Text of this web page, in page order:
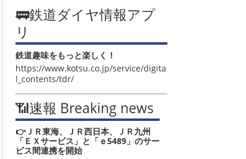
🚃鉄道ダイヤ情報アプ
リ
鉄道趣味をもっと楽しく！
https://www.kotsu.co.jp/service/digita
l_contents/tdr/
📶速報 Breaking news
👉ＪＲ東海、ＪＲ西日本、ＪＲ九州
「ＥＸサービス」と「ｅ5489」のサー
ビス間連携を開始